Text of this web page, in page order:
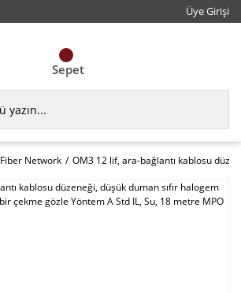
Üye Girişi
Sepet
Fiber Network OM3 12 lif, ara-bağlantı kablosu